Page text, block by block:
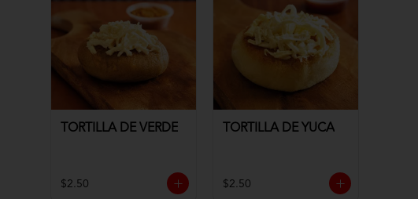
TORTILLA DE VERDE
$2.50
TORTILLA DE YUCA
$2.50